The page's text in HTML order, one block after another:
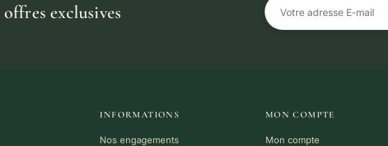
exclusives
INFORMATIONS
Nos engagements
MON COMPTE
Mon compte